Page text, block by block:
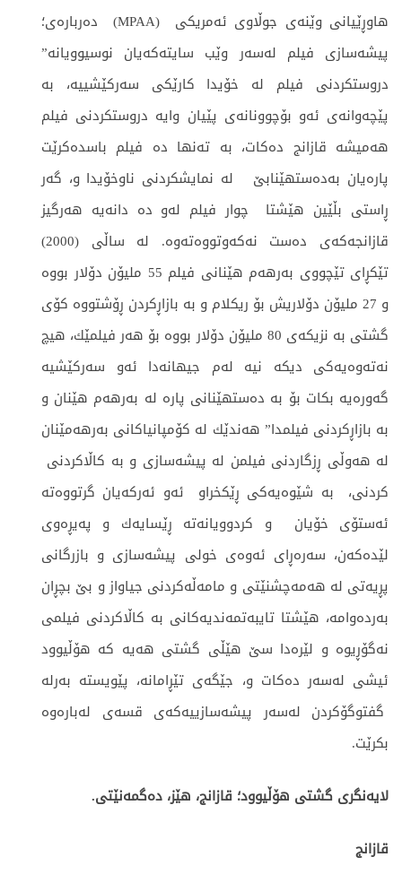
هاوڕێیانی وێنه‌ی جوڵاوی ئه‌مریكی (MPAA) ده‌رباره‌ی؛
پیشه‌سازی فیلم‌ له‌سه‌ر وێب سایته‌كه‌یان نوسیوویانه‌‌”
دروستكردنی فیلم له‌ خۆیدا كارێكی سه‌ركێشییه،‌ به‌
پێچه‌وانه‌ی ئه‌و بۆچوونانه‌ی پێیان وایه‌ دروستكردنی فیلم
هه‌میشه‌ قازانج ده‌كات، به‌ ته‌نها ده‌ فیلم ‌باسده‌كرێت
پاره‌یان به‌ده‌ستهێنابێ ‌ له‌ نمایشكردنی ناوخۆیدا و، گه‌ر
ڕاستی بڵێین هێشتا چوار فیلم له‌و ده‌ دانه‌یه‌ هه‌رگیز
قازانجه‌كه‌ی ده‌ست نه‌كه‌وتووه‌ته‌وه‌. له‌ ساڵی (2000)
تێكڕای تێچووی به‌رهه‌م هێنانی فیلم 55 ملیۆن دۆلار بووه‌
و 27 ملیۆن دۆلاریش بۆ ریكلام و به‌ بازاڕكردن ڕۆشتووه‌ كۆی
گشتی به‌ نزیكه‌ی 80 ملیۆن دۆلار بووه‌ بۆ هه‌ر فیلمێك، هیچ
نه‌ته‌وه‌یه‌كی دیكه‌ نیه‌ له‌م جیهانه‌دا ئه‌و سه‌ركێشیه‌
گه‌و‌ره‌یه‌ بكات بۆ به‌ ده‌ستهێنانی پاره‌ له‌ به‌رهه‌م هێنان و
به‌ بازاڕكردنی فیلمدا” هه‌ندێك له‌ كۆمپانیاكانی به‌رهه‌مێنان
له‌ هه‌وڵی ڕزگاردنی فیلمن له‌ پیشه‌سازی و به‌ كاڵاكردنی
كردنی، به‌ شێوه‌یه‌كی ڕێكخراو ئه‌و ئه‌ركه‌یان گرتووه‌ته‌
ئه‌ستۆی خۆیان و كردوویانه‌ته‌ ڕێسایه‌ك و په‌یڕه‌وی
لێده‌كه‌ن، ‌سه‌ره‌ڕای ئه‌وه‌ی خولی پیشه‌سازی و بازرگانی
پڕیه‌تی له‌ هه‌مه‌چشنێتی و مامه‌ڵه‌كردنی جیاواز و بێ بچڕان
به‌رده‌وامه‌، هێشتا تایبه‌تمه‌ندیه‌كانی به‌ كاڵاكردنی فیلمی
نه‌گۆڕیوه‌ و لێره‌دا سێ هێڵی گشتی هه‌یه‌ كه‌ هۆڵیوود
ئیشی له‌سه‌ر ده‌كات و، جێگه‌ی تێڕامانه‌، پێویسته‌ به‌رله‌
گفتوگۆكردن له‌سه‌ر پیشه‌سازییه‌كه‌ی قسه‌ی له‌باره‌وه‌
بكرێت.
لایه‌نگری گشتی هۆڵیوود؛ قازانج، هێز، ده‌گمه‌نێتی.
قازانج